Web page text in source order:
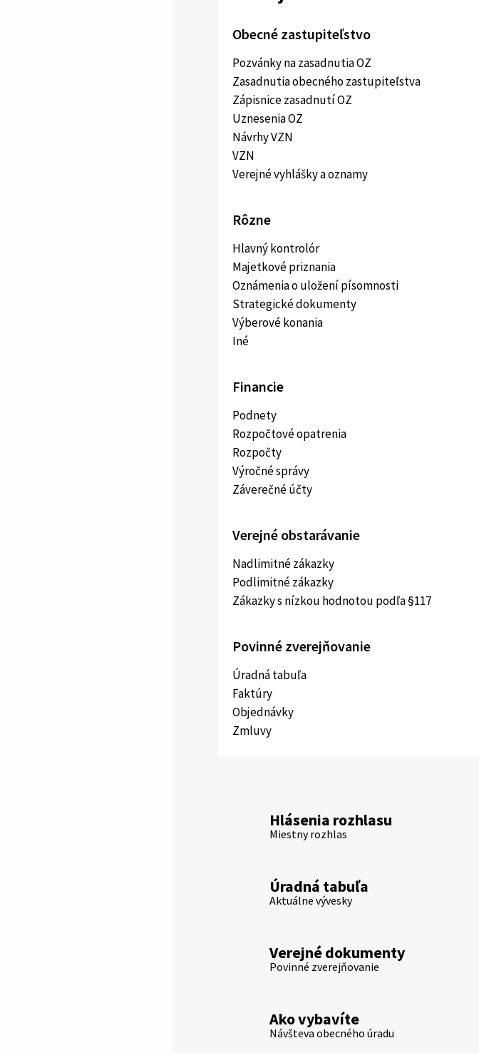
Obecné zastupiteľstvo
Pozvánky na zasadnutia OZ
Zasadnutia obecného zastupiteľstva
Zápisnice zasadnutí OZ
Uznesenia OZ
Návrhy VZN
VZN
Verejné vyhlášky a oznamy
Rôzne
Hlavný kontrolór
Majetkové priznania
Oznámenia o uložení písomnosti
Strategické dokumenty
Výberové konania
Iné
Financie
Podnety
Rozpočtové opatrenia
Rozpočty
Výročné správy
Záverečné účty
Verejné obstarávanie
Nadlimitné zákazky
Podlimitné zákazky
Zákazky s nízkou hodnotou podľa §117
Povinné zverejňovanie
Úradná tabuľa
Faktúry
Objednávky
Zmluvy
Hlásenia rozhlasu
Miestny rozhlas
Úradná tabuľa
Aktuálne vývesky
Verejné dokumenty
Povinné zverejňovanie
Ako vybavíte
Návšteva obecného úradu